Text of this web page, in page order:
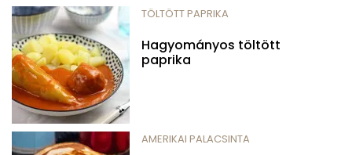
TÖLTÖTT PAPRIKA
Hagyományos töltött
paprika
AMERIKAI PALACSINTA